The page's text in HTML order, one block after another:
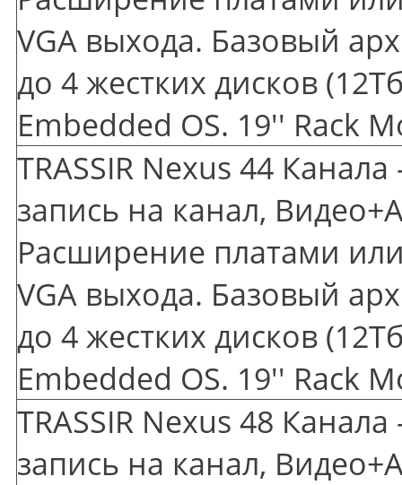
VGA выхода. Базовый
до 4 жестких дисков (12
Embedded OS. 19'' Rack
TRASSIR Nexus 44
запись на канал,
Расширение платами
VGA выхода. Базовый
до 4 жестких дисков (12
Embedded OS. 19'' Rack
TRASSIR Nexus 48
запись на канал,